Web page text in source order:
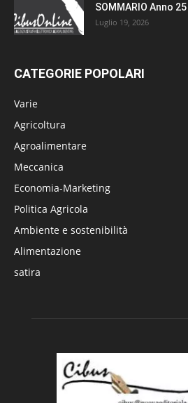
SOMMARIO Anno
Luglio 19, 2026
CATEGORIE POPOLARI
Varie
Agricoltura
Agroalimentare
Meccanica
Economia-Marketing
Politica Agricola
Ambiente e sostenibilità
Alimentazione
satira